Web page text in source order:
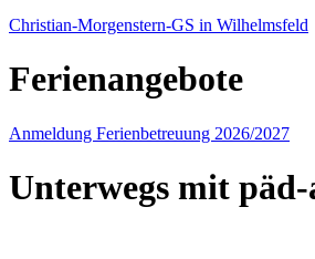
Christian-Morgenstern-GS in Wilhelmsfeld
Ferienangebote
Anmeldung Ferienbetreuung 2026/2027
Unterwegs mit